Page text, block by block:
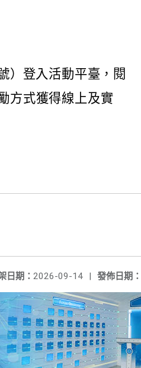
）登入活動平臺，閱
方式獲得線上及實
發佈日期：
日期： 2026-09-14 |